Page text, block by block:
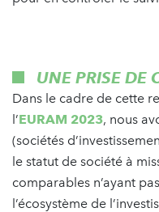
UNE PRISE DE
Dans le cadre de cette
l’EURAM 2023, nous
(sociétés
le statut de société à
comparables n’ayant
l’écosystème de